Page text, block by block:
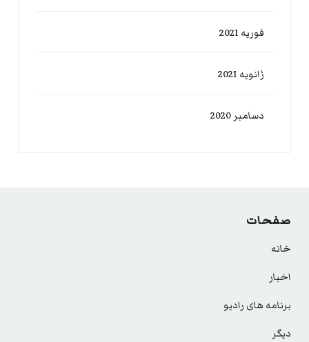
فوریه 2021
ژانویه 2021
دسامبر 2020
صفحات
خانه
اخبار
برنامه های رادیو
دیگر